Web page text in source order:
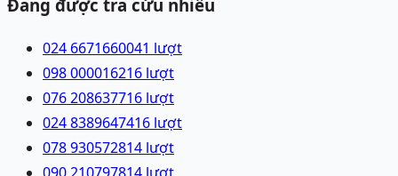
Đang được tra cứu nhiều
024 6671660041 lượt
098 000016216 lượt
076 208637716 lượt
024 8389647416 lượt
078 930572814 lượt